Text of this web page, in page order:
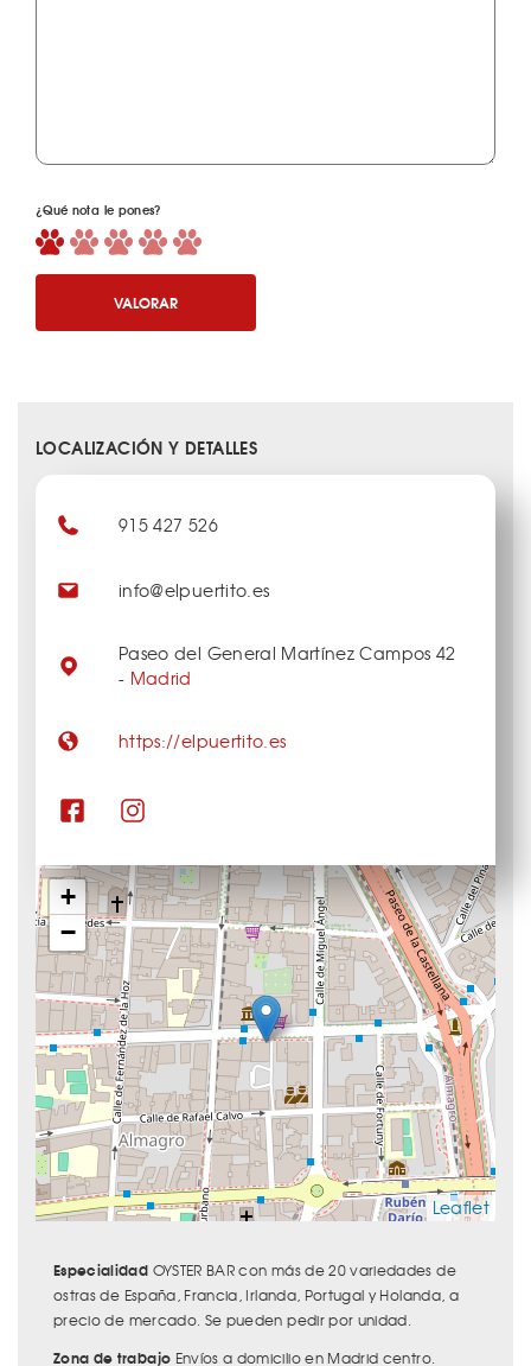
¿Qué nota le pones?
VALORAR
LOCALIZACIÓN Y DETALLES
+
−
Leaflet
915 427 526
info@elpuertito.es
Paseo del General Martínez Campos 42
- Madrid
https://elpuertito.es
Especialidad OYSTER BAR con más de 20 variedades de
ostras de España, Francia, Irlanda, Portugal y Holanda, a
precio de mercado. Se pueden pedir por unidad.
Zona de trabajo Envíos a domicilio en Madrid centro.